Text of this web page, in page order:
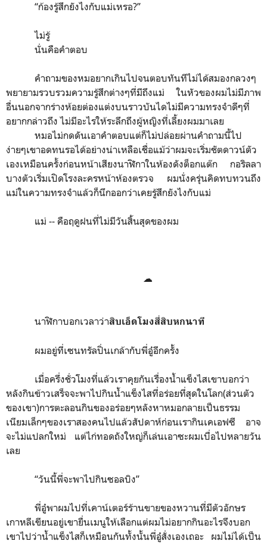
“ก้องรู้สึกยังไงกับแม่เหรอ?”
ไม่รู้
นั่นคือคำตอบ
คำถามของหมอยากเกินไปจนตอบทันทีไม่ได้สมองกลวงๆ
พยายามรวบรวมความรู้สึกต่างๆที่มีถึงแม่ ในหัวของผมไม่มีภาพ
อื่นนอกจากร่างห้อยต่องแต่งบนราวบันไดไม่มีความทรงจำดีๆที่
อยากกล่าวถึง ไม่มีอะไรให้ระลึกถึงผู้หญิงที่เลี้ยงผมมาเลย
หมอไม่กดดันเอาคำตอบแต่ก็ไม่ปล่อยผ่านคำถามนี้ไป
ง่ายๆเขาอดทนรอได้อย่างน่าเหลือเชื่อแม้ว่าผมจะเริ่มชัตดาวน์ตัว
เองเหมือนครั้งก่อนหน้าเสียงนาฬิกาในห้องดังต็อกแต๊ก กอริลลา
บางตัวเริ่มเปิดโรงละครหน้าห้องตรวจ ผมนั่งครุ่นคิดทบทวนถึง
แม่ในความทรงจำแล้วก็นึกออกว่าเคยรู้สึกยังไงกับแม่
แม่ -- คือฤดูฝนที่ไม่มีวันสิ้นสุดของผม
☁
นาฬิกาบอกเวลาว่าสิบเอ็ดโมงสี่สิบหกนาที
ผมอยู่ที่เซนทรัลปิ่นเกล้ากับพี่อู๋อีกครั้ง
เมื่อครึ่งชั่วโมงที่แล้วเราคุยกันเรื่องน้ำแข็งไสเขาบอกว่า
หลังกินข้าวเสร็จจะพาไปกินน้ำแข็งไสที่อร่อยที่สุดในโลก(ส่วนตัว
ของเขา)การตะลอนกินของอร่อยๆหลังหาหมอกลายเป็นธรรม
เนียมเล็กๆของเราสองคนไปแล้วสัปดาห์ก่อนเรากินเคเอฟซี อาจ
จะไม่แปลกใหม่ แต่ไก่ทอดถังใหญ่ก็เล่นเอาซะผมเบื่อไปหลายวัน
เลย
“วันนี้พี่จะพาไปกินซอลบิง”
พี่อู๋พาผมไปที่เคาน์เตอร์ร้านขายของหวานที่มีตัวอักษร
เกาหลีเขียนอยู่เขายื่นเมนูให้เลือกแต่ผมไม่อยากกินอะไรจึงบอก
เขาไปว่าน้ำแข็งไสก็เหมือนกันทั้งนั้นพี่อู๋สั่งเองเถอะ ผมไม่ได้เป็น